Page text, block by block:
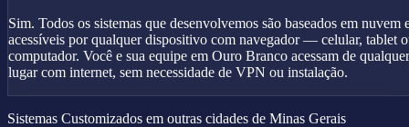
Sim. Todos os sistemas que desenvolvemos são baseados em nuvem
acessíveis por qualquer dispositivo com navegador — celular, tablet
computador. Você e sua equipe em Ouro Branco acessam de qualquer
lugar com internet, sem necessidade de VPN ou instalação.
Sistemas Customizados em outras cidades de Minas Gerais